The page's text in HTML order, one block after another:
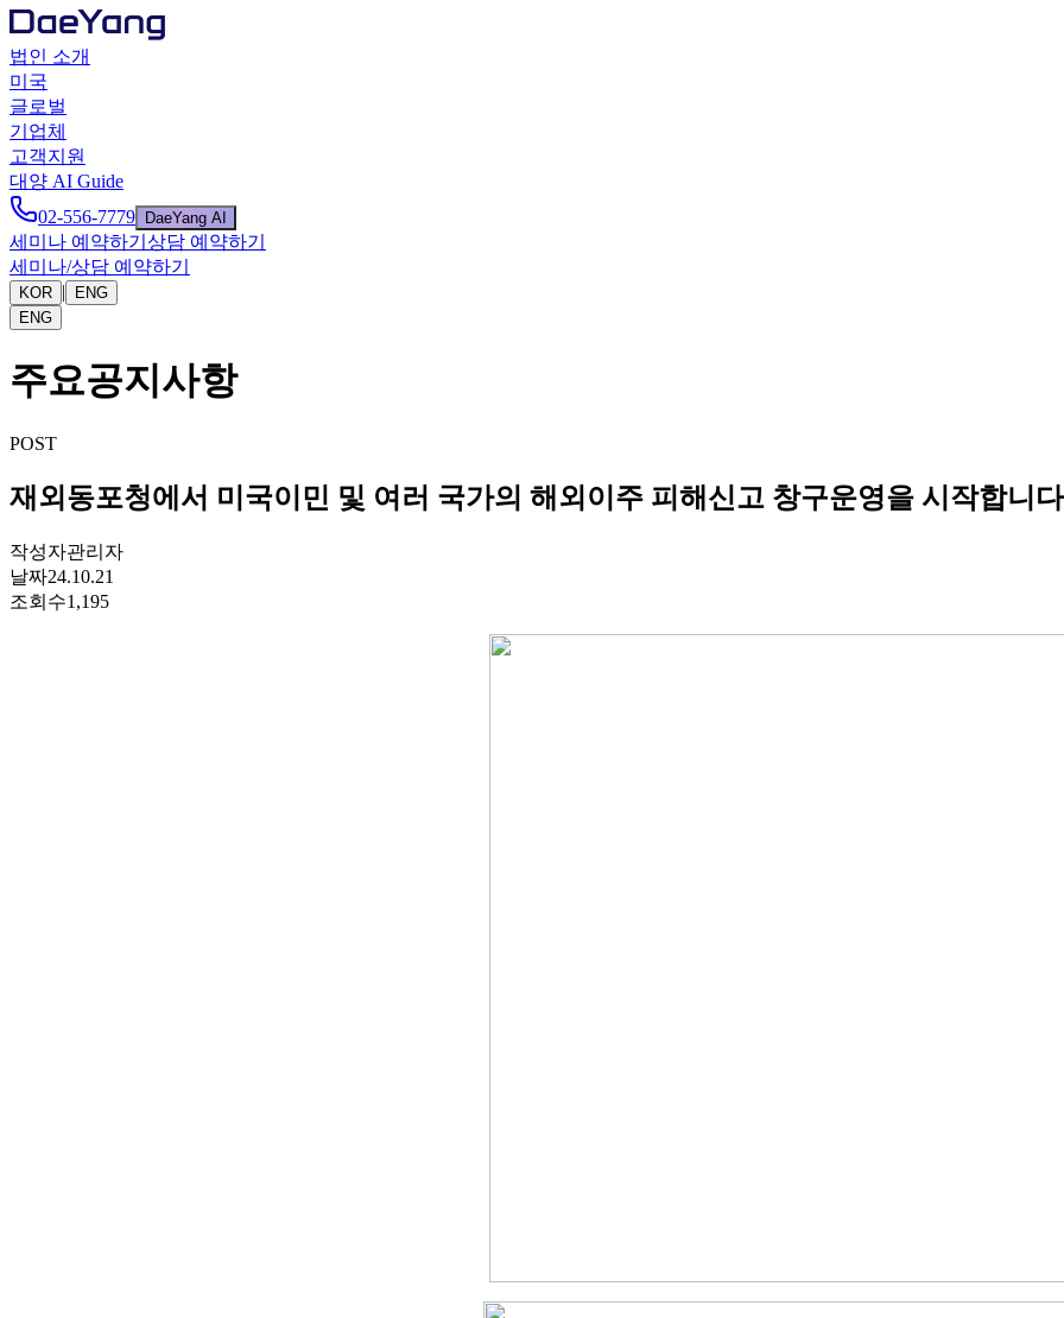
법인 소개
미국
글로벌
기업체
고객지원
대양 AI Guide
02-556-7779
DaeYang AI
세미나 예약하기 상담 예약하기
세미나/상담 예약하기
KOR |
ENG
ENG
주요공지사항
POST
재외동포청에서 미국이민 및 여러 국가의 해외이주 피해신고 창구운영을 시작합니
작성자관리자
날짜24.10.21
조회수1,195